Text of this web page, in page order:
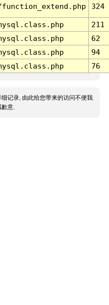
324
211
62
94
76
记录, 由此给您带来的访问不便我
歉意.